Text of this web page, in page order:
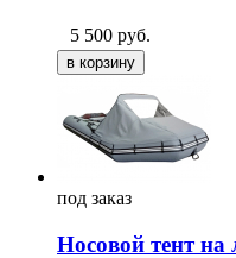
5 500 руб.
под заказ
Носовой тент на